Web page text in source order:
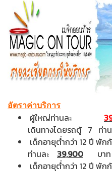
อัตราค่าบริการ
ผู้ใหญ่ท่านละ
เดินทางโดยรถตู้ 7 ท่า
เด็กอายุต่ำกว่า
ท่านละ 39,900
บาท
เด็กอายุต่ำกว่า 12 ปี